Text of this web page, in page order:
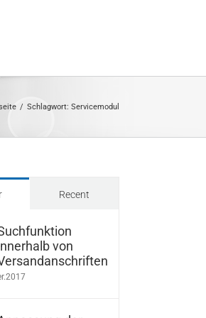
/ Schlagwort: Servicemodul
Recent
von